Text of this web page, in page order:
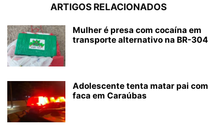
ARTIGOS RELACIONADOS
Mulher é presa com cocaína em
transporte alternativo na BR-304
Adolescente tenta matar pai com
faca em Caraúbas